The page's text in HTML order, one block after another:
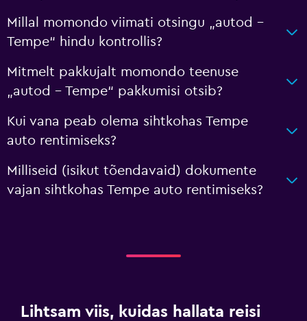
Millal momondo viimati otsingu „autod –
Tempe“ hindu kontrollis?
Mitmelt pakkujalt momondo teenuse
„autod – Tempe“ pakkumisi otsib?
Kui vana peab olema sihtkohas Tempe
auto rentimiseks?
Milliseid (isikut tõendavaid) dokumente
vajan sihtkohas Tempe auto rentimiseks?
Lihtsam viis, kuidas hallata reisi